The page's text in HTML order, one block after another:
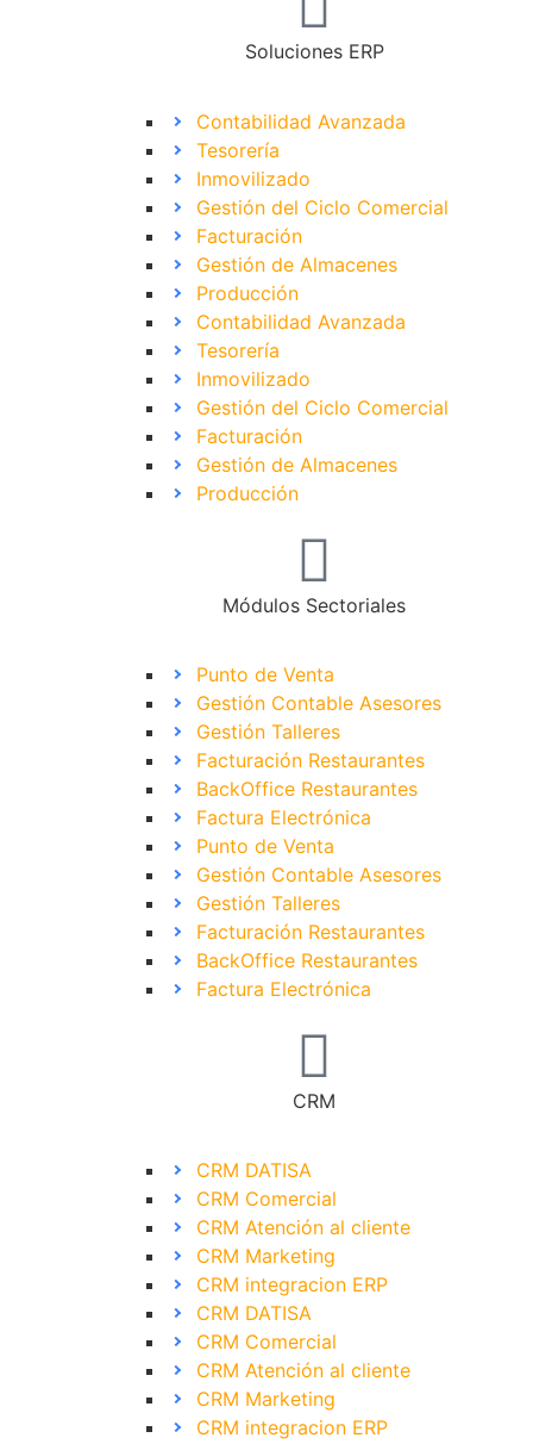
Soluciones ERP
Contabilidad Avanzada
Tesorería
Inmovilizado
Gestión del Ciclo Comercial
Facturación
Gestión de Almacenes
Producción
Contabilidad Avanzada
Tesorería
Inmovilizado
Gestión del Ciclo Comercial
Facturación
Gestión de Almacenes
Producción
Módulos Sectoriales
Punto de Venta
Gestión Contable Asesores
Gestión Talleres
Facturación Restaurantes
BackOffice Restaurantes
Factura Electrónica
Punto de Venta
Gestión Contable Asesores
Gestión Talleres
Facturación Restaurantes
BackOffice Restaurantes
Factura Electrónica
CRM
CRM DATISA
CRM Comercial
CRM Atención al cliente
CRM Marketing
CRM integracion ERP
CRM DATISA
CRM Comercial
CRM Atención al cliente
CRM Marketing
CRM integracion ERP